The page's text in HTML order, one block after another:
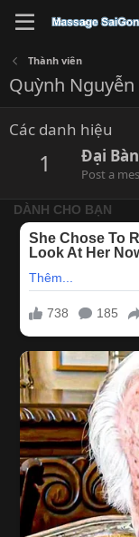
Thành viên
Quỳnh Nguyễn
Các danh hiệu
1 Đại
Post a